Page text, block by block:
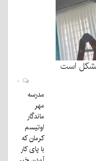
است
مدرسه
مهر
ماندگار
اوتیسم
کرمان که
با پای کار